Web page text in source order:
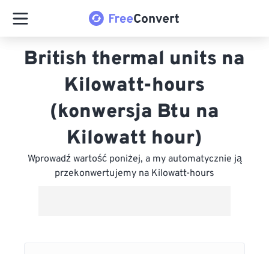
British thermal units na
Kilowatt-hours
(konwersja Btu na
Kilowatt hour)
Wprowadź wartość poniżej, a my automatycznie ją
przekonwertujemy na Kilowatt-hours